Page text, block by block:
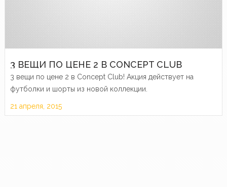
3 ВЕЩИ ПО ЦЕНЕ 2 В CONCEPT CLUB
3 вещи по цене 2 в Concept Club! Акция действует на
футболки и шорты из новой коллекции.
21 апреля, 2015